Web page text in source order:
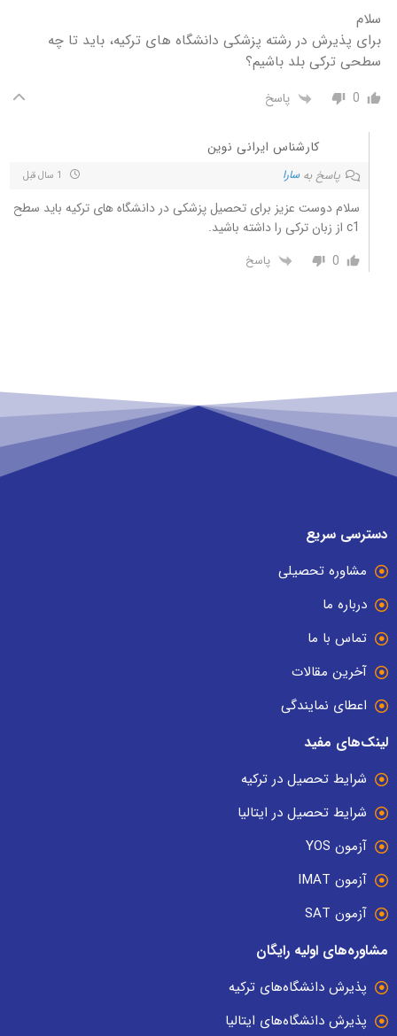
سلام
برای پذیرش در رشته پزشکی دانشگاه های ترکیه، باید تا چه
سطحی ترکی بلد باشیم؟
0 پاسخ
کارشناس ایرانی نوین
پاسخ به سارا
سلام دوست عزیز برای تحصیل پزشکی در دانشگاه های ترکیه باید سطح
c1 از زبان ترکی را داشته باشید.
0
پاسخ
دسترسی سریع
مشاوره تحصیلی
درباره ما
تماس با ما
آخرین مقالات
اعطای نمایندگی
لینک‌های مفید
شرایط تحصیل در ترکیه
شرایط تحصیل در ایتالیا
آزمون YOS
آزمون IMAT
آزمون SAT
مشاوره‌های اولیه رایگان
پذیرش دانشگاه‌های ترکیه
پذیرش دانشگاه‌های ایتالیا